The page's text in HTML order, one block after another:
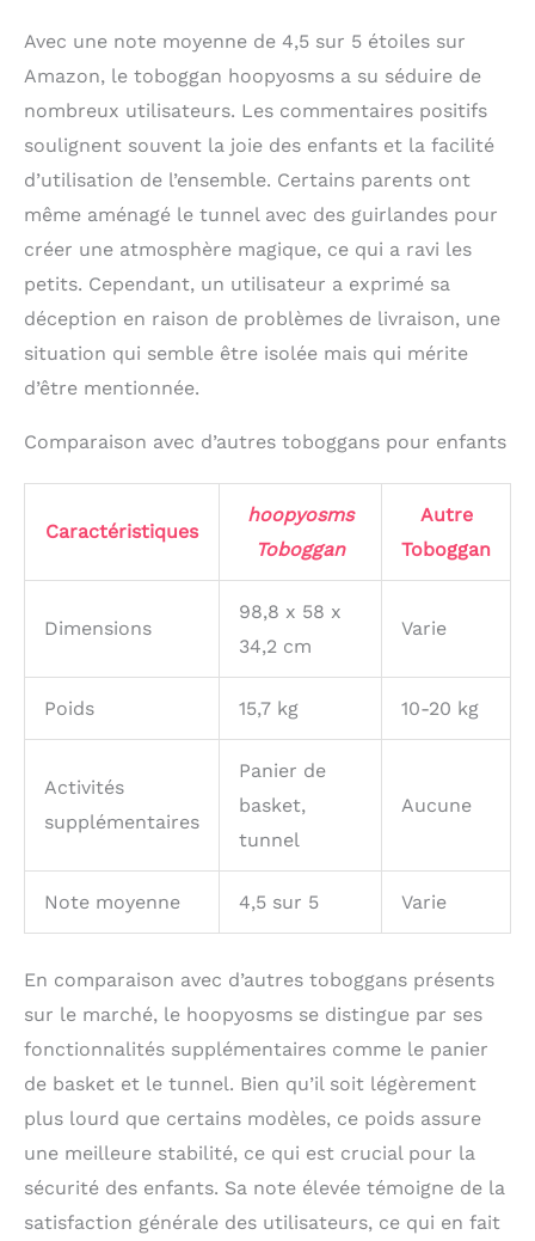
Avec une note moyenne de 4,5 sur 5 étoiles sur
Amazon, le toboggan hoopyosms a su séduire de
nombreux utilisateurs. Les commentaires positifs
soulignent souvent la joie des enfants et la facilité
d’utilisation de l’ensemble. Certains parents ont
même aménagé le tunnel avec des guirlandes pour
créer une atmosphère magique, ce qui a ravi les
petits. Cependant, un utilisateur a exprimé sa
déception en raison de problèmes de livraison, une
situation qui semble être isolée mais qui mérite
d’être mentionnée.
Comparaison avec d’autres toboggans pour enfants
Caractéristiques
hoopyosms
Toboggan
Autre
Toboggan
Dimensions
98,8 x 58 x
34,2 cm
Varie
Poids 15,7 kg 10-20 kg
Activités
supplémentaires
Panier de
basket,
tunnel
Aucune
Note moyenne 4,5 sur 5 Varie
En comparaison avec d’autres toboggans présents
sur le marché, le hoopyosms se distingue par ses
fonctionnalités supplémentaires comme le panier
de basket et le tunnel. Bien qu’il soit légèrement
plus lourd que certains modèles, ce poids assure
une meilleure stabilité, ce qui est crucial pour la
sécurité des enfants. Sa note élevée témoigne de la
satisfaction générale des utilisateurs, ce qui en fait